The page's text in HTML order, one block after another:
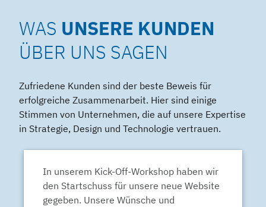
WAS UNSERE KUNDEN
ÜBER UNS SAGEN
Zufriedene Kunden sind der beste Beweis für
erfolgreiche Zusammenarbeit. Hier sind einige
Stimmen von Unternehmen, die auf unsere Expertise
in Strategie, Design und Technologie vertrauen.
In unserem Kick-Off-Workshop haben wir
den Startschuss für unsere neue Website
gegeben. Unsere Wünsche und